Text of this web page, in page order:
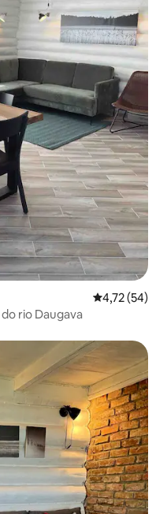
Classificação
4,72 (54)
do rio Daugava